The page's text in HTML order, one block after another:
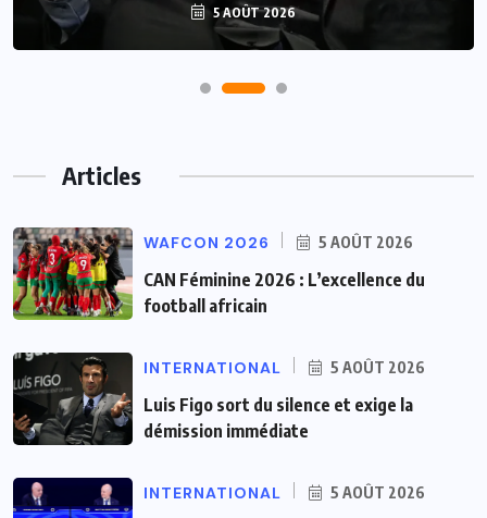
5 AOÛT 2026
Articles
WAFCON 2026 5 AOÛT 2026
CAN Féminine 2026 : L’excellence du
football africain
INTERNATIONAL 5 AOÛT 2026
Luis Figo sort du silence et exige la
démission immédiate
INTERNATIONAL 5 AOÛT 2026